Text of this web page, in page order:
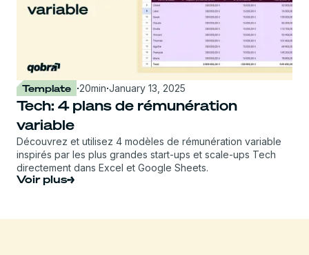
Template ·20min·January 13, 2025
Tech: 4 plans de rémunération
variable
Découvrez et utilisez 4 modèles de rémunération variable
inspirés par les plus grandes start-ups et scale-ups Tech
directement dans Excel et Google Sheets.
Voir plus